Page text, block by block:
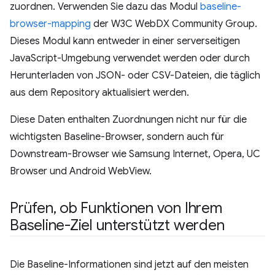
zuordnen. Verwenden Sie dazu das Modul baseline-
browser-mapping der W3C WebDX Community Group.
Dieses Modul kann entweder in einer serverseitigen
JavaScript-Umgebung verwendet werden oder durch
Herunterladen von JSON- oder CSV-Dateien, die täglich
aus dem Repository aktualisiert werden.
Diese Daten enthalten Zuordnungen nicht nur für die
wichtigsten Baseline-Browser, sondern auch für
Downstream-Browser wie Samsung Internet, Opera, UC
Browser und Android WebView.
Prüfen, ob Funktionen von Ihrem
Baseline-Ziel unterstützt werden
Die Baseline-Informationen sind jetzt auf den meisten